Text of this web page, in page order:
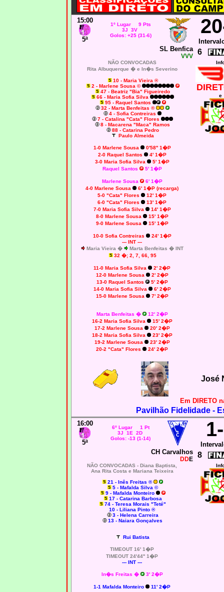
15:00
5ª
1º Lugar 9 Pts
3J 3V
Golos: +25 (31-6)
SL Benfica
VVV 6
NÃO CONVOCADAS
Rita Albuquerque � e In�s Severino
10 - Maria Vieira ®
2 - Marlene Sousa ©
47 - Beatriz "Bia" Figueiredo
66 - Maria Sofia Silva
95 - Raquel Santos
32 - Marta Benfeitas ®
4 - Sofia Contreiras
7 - Catalina "Cata" Flores
8 - Macarena "Maca" Ramos
88 - Catarina Pedro
Paulo Almeida
1-0 Marlene Sousa
0'58'' 1�P
2-0 Raquel Santos
4' 1�P
3-0 Maria Sofia Silva
5' 1�P
Raquel Santos
5' 1�P
Marlene Sousa
6' 1�P
4-0 Marlene Sousa
6' 1�P (recarga)
5-0 "Cata" Flores
12' 1�P
6-0 "Cata" Flores
13' 1�P
7-0 Maria Sofia Silva
14' 1�P
8-0 Marlene Sousa
15' 1�P
9-0 Marlene Sousa 15' 1�P
10-0 Sofia Contreiras
24' 1�P
--- INT ---
Maria Vieira �
Marta Benfeitas � INT
32 �; 2, 7, 66, 95
11-0 Maria Sofia Silva
2' 2�P
12-0 Marlene Sousa
2' 2�P
13-0 Raquel Santos
5' 2�P
14-0 Maria Sofia Silva
6' 2�P
15-0 Marlene Sousa 7' 2�P
Marta Benfeitas �
12' 2�P
16-2 Maria Sofia Silva
15' 2�P
17-2 Marlene Sousa
20' 2�P
18-2 Maria Sofia Silva
23' 2�P
19-2 Marlene Sousa
23' 2�P
20-2 "Cata" Flores 24' 2�P
e
José
Em DIRETO
Pavilhão Fidelidade -
16:00
5ª
6º Lugar 1 Pt
3J 1E 2D
Golos: -13 (1-14)
1
CH Carvalhos
DDE 8
NÃO CONVOCADAS - Diana Baptista,
Ana Rita Costa e Mariana Teixeira
21 - Inês Freitas ®
5 - Mafalda Silva ©
9 - Mafalda Monteiro
17 - Catarina Barbosa
74 - Teresa Morais "Teté"
10 - Liliana Pinto ®
3 - Helena Carreira
13 - Naiara Gonçalves
Rui Batista
TIMEOUT 16' 1�P
TIMEOUT 24'44'' 1�P
--- INT ---
In�s Freitas � 3' 2�P
1-1 Mafalda Monteiro 11' 2�P